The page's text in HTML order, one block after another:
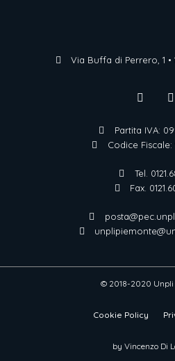
Via Buffa di Perrero, 1 •
Partita IVA:
Codice Fiscale:
Tel.
Fax.
© 2018-2020 Unpli
Cookie Policy
by Vincenzo Di